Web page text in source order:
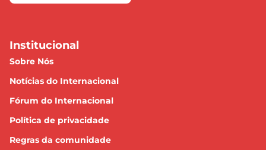
Institucional
Sobre Nós
Notícias do Internacional
Fórum do Internacional
Política de privacidade
Regras da comunidade